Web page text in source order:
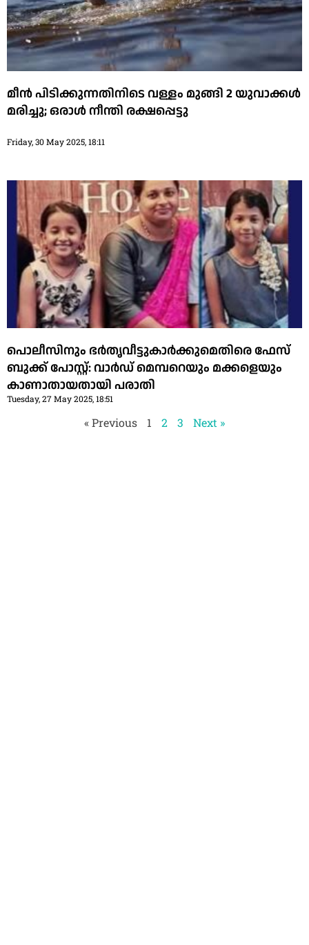
മീൻ പിടിക്കുന്നതിനിടെ വള്ളം മുങ്ങി 2 യുവാക്കൾ
മരിച്ചു; ഒരാൾ നീന്തി രക്ഷപ്പെട്ടു
Friday, 30 May 2025, 18:11
പൊലീസിനും ഭർതൃവീട്ടുകാർക്കുമെതിരെ ഫേസ്
ബുക്ക്‌ പോസ്റ്റ്: വാർഡ് മെമ്പറെയും മക്കളെയും
കാണാതായതായി പരാതി
Tuesday, 27 May 2025, 18:51
« Previous 1 2 3 Next »